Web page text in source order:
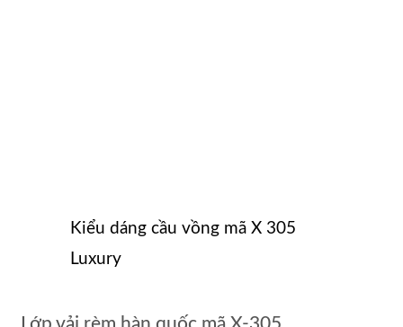
Kiểu dáng cầu vồng mã X 305
Luxury